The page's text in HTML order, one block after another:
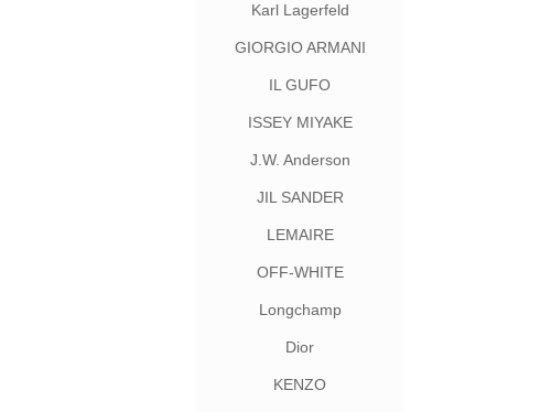
Karl Lagerfeld
GIORGIO ARMANI
IL GUFO
ISSEY MIYAKE
J.W. Anderson
JIL SANDER
LEMAIRE
OFF-WHITE
Longchamp
Dior
KENZO